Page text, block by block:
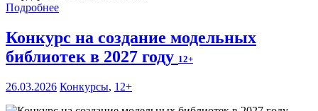
Подробнее
Конкурс на создание модельных
библиотек в 2027 году 12+
26.03.2026 Конкурсы, 12+